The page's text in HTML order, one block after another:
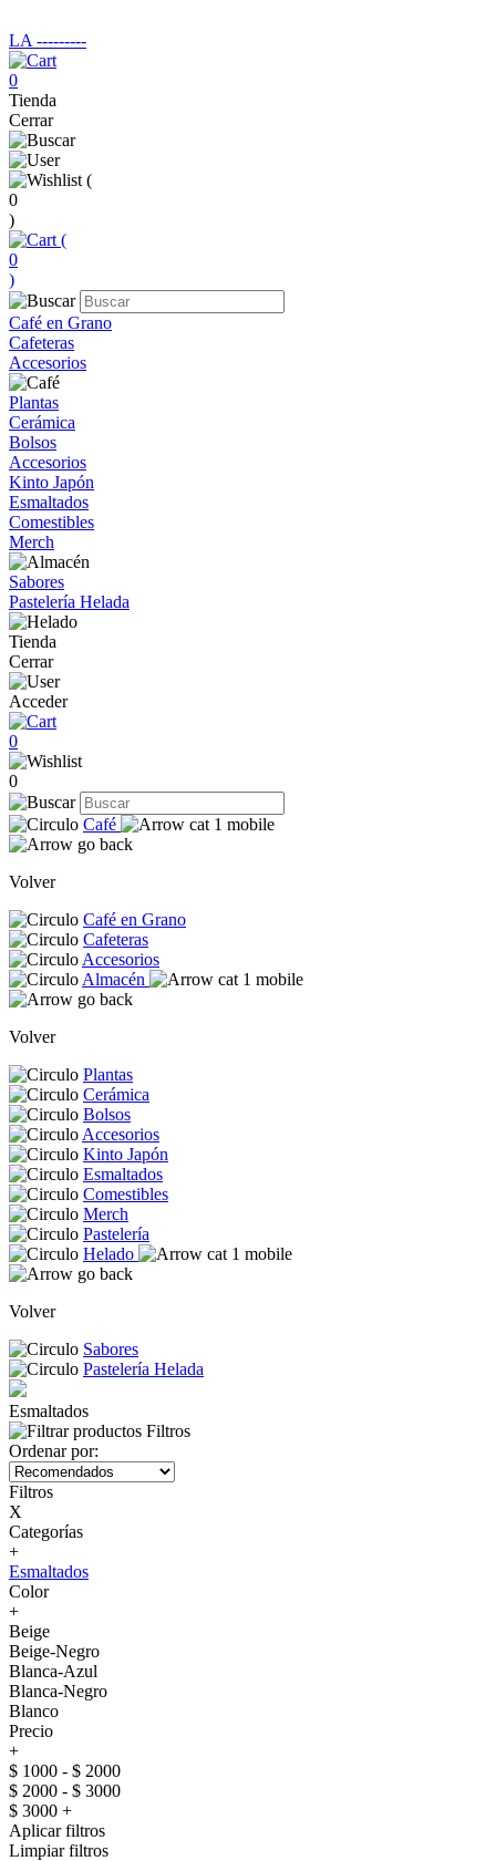
LA ‑‑‑‑‑‑‑‑‑
0
Tienda
Cerrar
(
0
)
(
0
)
Café en Grano
Cafeteras
Accesorios
Plantas
Cerámica
Bolsos
Accesorios
Kinto Japón
Esmaltados
Comestibles
Merch
Sabores
Pastelería Helada
Tienda
Cerrar
Acceder
0
0
Café
Volver
Café en Grano
Cafeteras
Accesorios
Almacén
Volver
Plantas
Cerámica
Bolsos
Accesorios
Kinto Japón
Esmaltados
Comestibles
Merch
Pastelería
Helado
Volver
Sabores
Pastelería Helada
Esmaltados
Filtros
Ordenar por:
Filtros
X
Categorías
+
Esmaltados
Color
+
Beige
Beige-Negro
Blanca-Azul
Blanca-Negro
Blanco
Precio
+
$ 1000 - $ 2000
$ 2000 - $ 3000
$ 3000 +
Aplicar filtros
Limpiar filtros